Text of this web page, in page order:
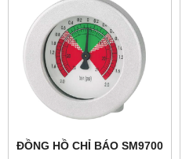
ĐỒNG HỒ CHỈ BÁO SM9700